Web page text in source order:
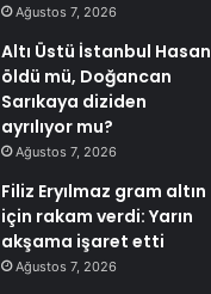
Ağustos 7, 2026
Altı Üstü İstanbul Hasan
öldü mü, Doğancan
Sarıkaya diziden
ayrılıyor mu?
Ağustos 7, 2026
Filiz Eryılmaz gram altın
için rakam verdi: Yarın
akşama işaret etti
Ağustos 7, 2026